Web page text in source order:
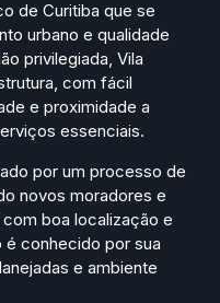
de Curitiba que se
urbano e qualidade
privilegiada, Vila
com fácil
e proximidade a
essenciais.
por um processo de
novos moradores e
boa localização e
é conhecido por sua
e ambiente